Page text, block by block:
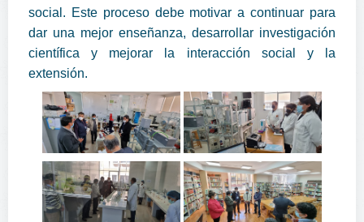
social. Este proceso debe motivar a continuar para
dar una mejor enseñanza, desarrollar investigación
científica y mejorar la interacción social y la
extensión.